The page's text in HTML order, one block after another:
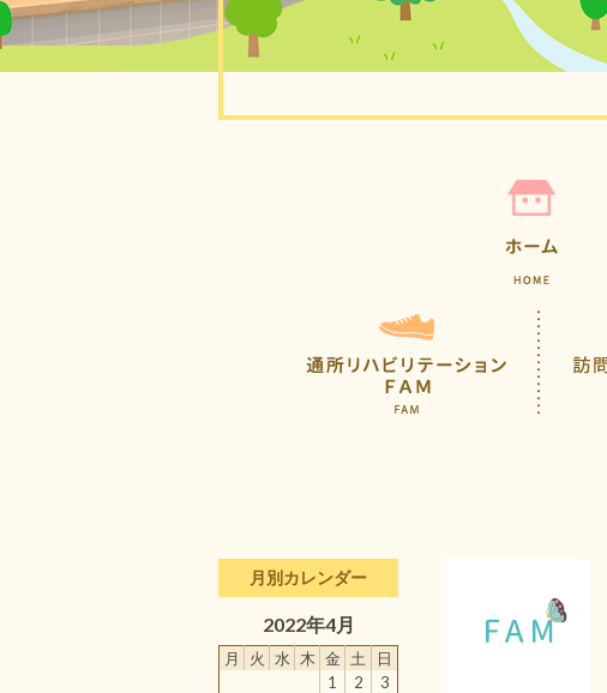
月別カレンダー
2022年4月
月 火 水 木 金 土
日
1
2
3